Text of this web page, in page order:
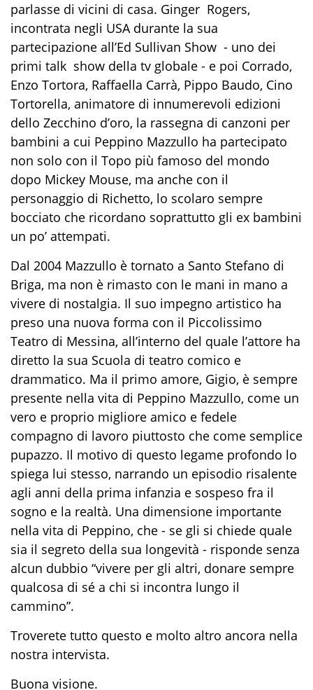
parlasse di vicini di casa. Ginger Rogers,
incontrata negli USA durante la sua
partecipazione all’Ed Sullivan Show - uno dei
primi talk show della tv globale - e poi Corrado,
Enzo Tortora, Raffaella Carrà, Pippo Baudo, Cino
Tortorella, animatore di innumerevoli edizioni
dello Zecchino d’oro, la rassegna di canzoni per
bambini a cui Peppino Mazzullo ha partecipato
non solo con il Topo più famoso del mondo
dopo Mickey Mouse, ma anche con il
personaggio di Richetto, lo scolaro sempre
bocciato che ricordano soprattutto gli ex bambini
un po’ attempati.
Dal 2004 Mazzullo è tornato a Santo Stefano di
Briga, ma non è rimasto con le mani in mano a
vivere di nostalgia. Il suo impegno artistico ha
preso una nuova forma con il Piccolissimo
Teatro di Messina, all’interno del quale l’attore ha
diretto la sua Scuola di teatro comico e
drammatico. Ma il primo amore, Gigio, è sempre
presente nella vita di Peppino Mazzullo, come un
vero e proprio migliore amico e fedele
compagno di lavoro piuttosto che come semplice
pupazzo. Il motivo di questo legame profondo lo
spiega lui stesso, narrando un episodio risalente
agli anni della prima infanzia e sospeso fra il
sogno e la realtà. Una dimensione importante
nella vita di Peppino, che - se gli si chiede quale
sia il segreto della sua longevità - risponde senza
alcun dubbio “vivere per gli altri, donare sempre
qualcosa di sé a chi si incontra lungo il
cammino”.
Troverete tutto questo e molto altro ancora nella
nostra intervista.
Buona visione.